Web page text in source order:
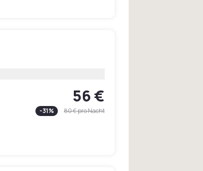
56 €
-31% 80 €pro Nacht